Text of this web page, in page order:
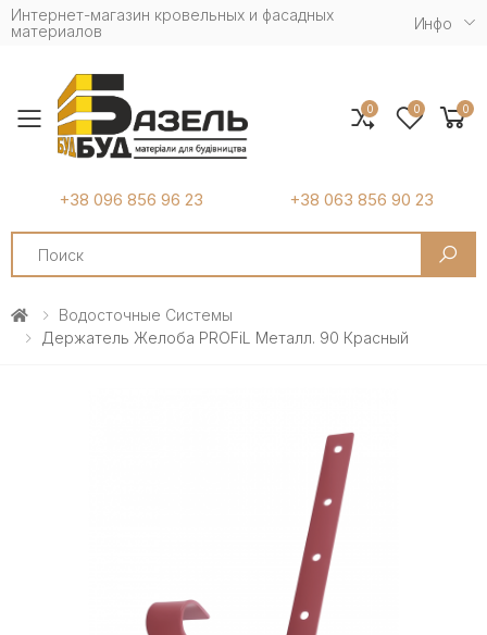
Интернет-магазин кровельных и фасадных
материалов
Инфо
Toggle mobile menu
+38 096 856 96 23 +38 063 856 90 23
Search
0 0 0
Водосточные Системы
Держатель Желоба PROFiL Металл. 90 Красный